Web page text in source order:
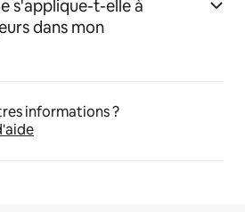
s'applique-t-elle à
dans mon
informations ?